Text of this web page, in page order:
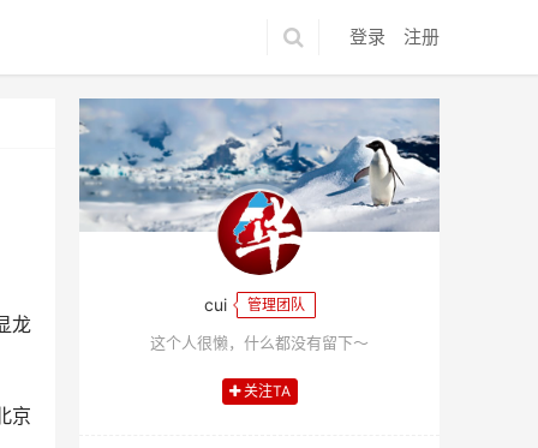
登录 注册
龙
京
cui 管理团队
这个人很懒，什么都没有留下～
关注TA